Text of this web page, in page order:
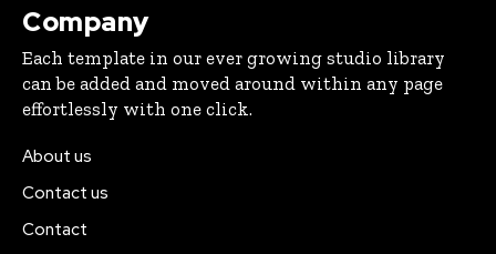
Company
Each template in our ever growing studio library
can be added and moved around within any page
effortlessly with one click.
About us
Contact us
Contact